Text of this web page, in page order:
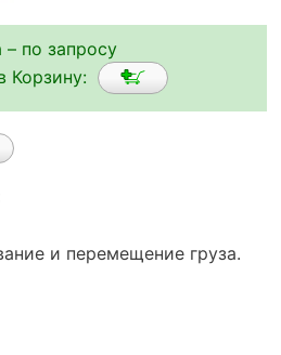
– по запросу
Корзину:
и перемещение груза.